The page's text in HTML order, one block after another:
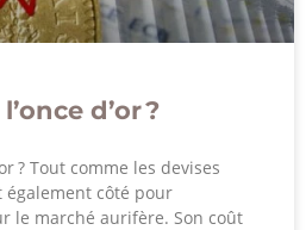
d’or ?
? Tout comme les devises
également côté pour
le marché aurifère. Son coût